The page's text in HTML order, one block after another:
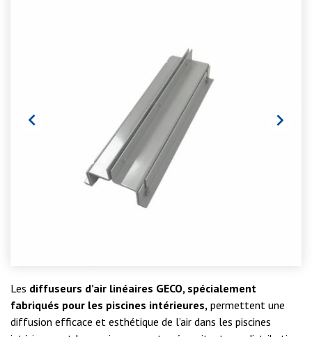
 
Les diffuseurs d’air linéaires GECO, spécialement
fabriqués pour les piscines intérieures, permettent une
diffusion efficace et esthétique de l’air dans les piscines